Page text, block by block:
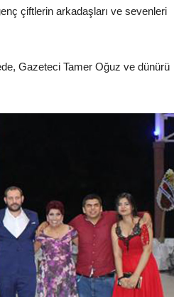
çiftlerin arkadaşları ve sevenleri
Gazeteci Tamer Oğuz ve dünürü